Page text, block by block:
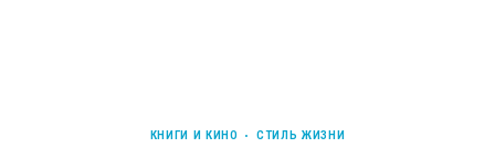
КНИГИ И КИНО СТИЛЬ ЖИЗНИ